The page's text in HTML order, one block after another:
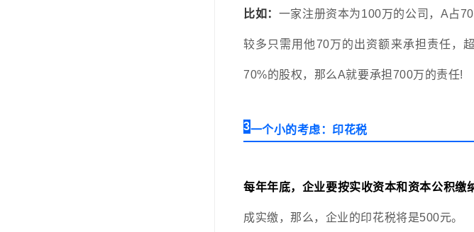
比如： 一家注册资本为100万的公司，A占
较多只需用他70万的出资额来承担责任，
70%的股权，那么A就要承担700万的责任!
3一个小的考虑：印花税
每年年底，企业要按实收资本和资本公积缴
成实缴，那么，企业的印花税将是500元。